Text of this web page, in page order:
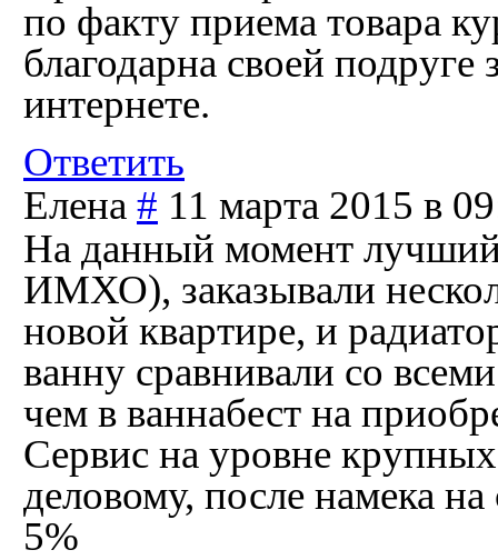
по факту приема товара
благодарна своей подруге
интернете.
Ответить
Елена # 11 марта 2015 в
На данный момент лучший
ИМХО), заказывали
новой квартире, и
ванну сравнивали со
чем в ваннабест на
Сервис на уровне
деловому, после намека
5%